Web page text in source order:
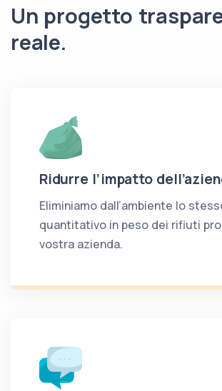
Un progetto
reale.
Ridurre l’impatto
Eliminiamo dall’ambiente lo
quantitativo in peso dei rifiuti
vostra azienda.